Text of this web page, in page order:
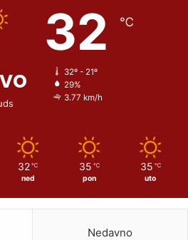
32 ℃
32º - 21º
29%
3.77 km/h
32 ℃
ned
35 ℃
pon
35 ℃
uto
Nedavno